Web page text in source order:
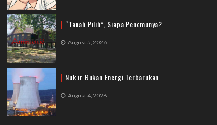
“Tanah Pilih”, Siapa Penemunya?
August 5, 2026
Nuklir Bukan Energi Terbarukan
August 4, 2026